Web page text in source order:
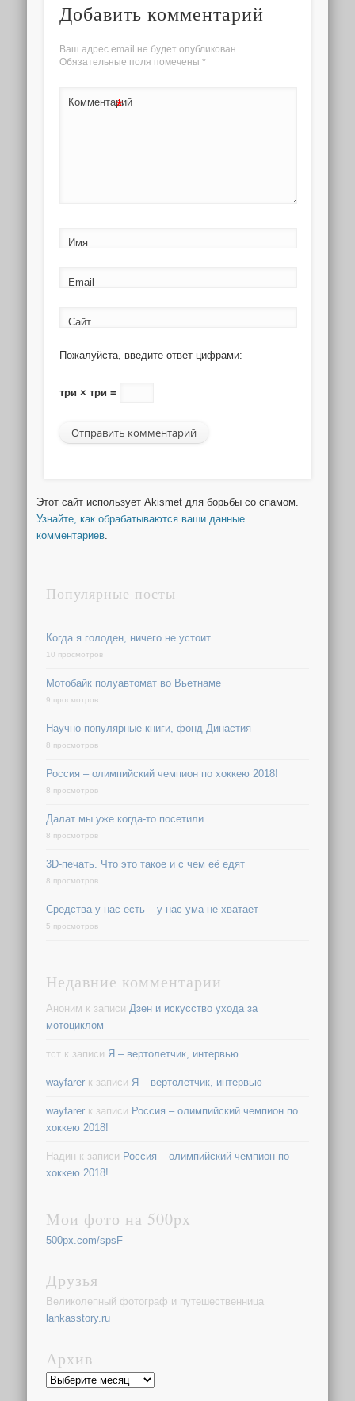
Добавить комментарий
Ваш адрес email не будет опубликован.
Обязательные поля помечены *
Комментарий
*
Имя
Email
Сайт
Пожалуйста, введите ответ цифрами:
три × три =
Этот сайт использует Akismet для борьбы со спамом.
Узнайте, как обрабатываются ваши данные
комментариев.
Популярные посты
Когда я голоден, ничего не устоит
10 просмотров
Мотобайк полуавтомат во Вьетнаме
9 просмотров
Научно-популярные книги, фонд Династия
8 просмотров
Россия – олимпийский чемпион по хоккею 2018!
8 просмотров
Далат мы уже когда-то посетили…
8 просмотров
3D-печать. Что это такое и с чем её едят
8 просмотров
Средства у нас есть – у нас ума не хватает
5 просмотров
Недавние комментарии
Аноним к записиДзен и искусство ухода за
мотоциклом
тст к записи Я – вертолетчик, интервью
wayfarer к записи Я – вертолетчик, интервью
wayfarer к записи Россия – олимпийский чемпион по
хоккею 2018!
Надин к записи Россия – олимпийский чемпион по
хоккею 2018!
Мои фото на 500px
500px.com/spsF
Друзья
Великолепный фотограф и путешественница
lankasstory.ru
Архив
Архив